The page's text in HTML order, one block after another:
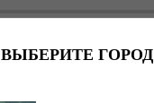
ВЫБЕРИТЕ ГОРОД